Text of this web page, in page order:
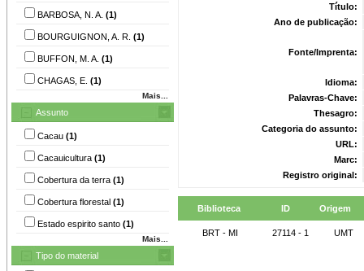
BARBOSA, N. A. (1)
BOURGUIGNON, A. R. (1)
BUFFON, M. A. (1)
CHAGAS, E. (1)
Mais...
Assunto
Cacau (1)
Cacauicultura (1)
Cobertura da terra (1)
Cobertura florestal (1)
Estado espirito santo (1)
Mais...
Tipo do material
Título:
Ano de publicação:
Fonte/Imprenta:
Idioma:
Palavras-Chave:
Thesagro:
Categoria do assunto:
URL:
Marc:
Registro original:
Biblioteca ID Origem
BRT - MI 27114 - 1 UMT